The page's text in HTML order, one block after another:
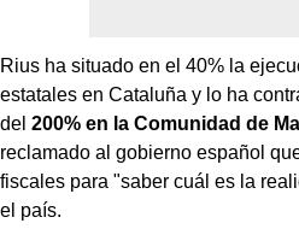
Rius ha situado en el 40% la
estatales en Cataluña y lo ha
del 200% en la Comunidad de
reclamado al gobierno español
fiscales para "saber cuál es la
el país.